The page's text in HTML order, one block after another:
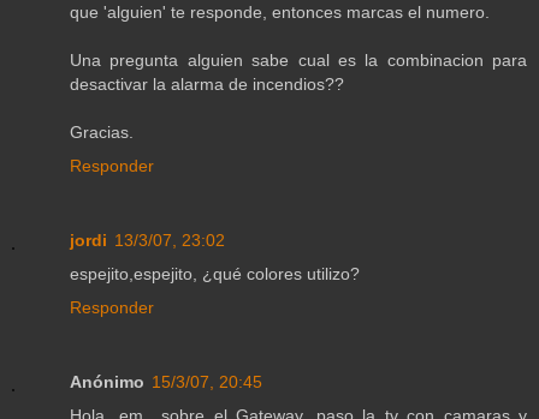
que 'alguien' te responde, entonces marcas el numero.
Una pregunta alguien sabe cual es la combinacion para
desactivar la alarma de incendios??
Gracias.
Responder
jordi 13/3/07, 23:02
espejito,espejito, ¿qué colores utilizo?
Responder
Anónimo 15/3/07, 20:45